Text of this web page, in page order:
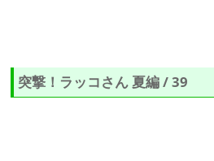
突撃！ラッコさん 夏編 / 39